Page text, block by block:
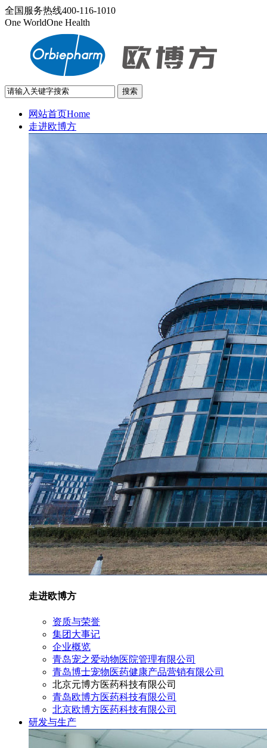
全国服务热线400-116-1010
One WorldOne Health
网站首页Home
走进欧博方
走进欧博方
资质与荣誉
集团大事记
企业概览
青岛宠之爱动物医院管理有限公司
青岛博士宠物医药健康产品营销有限公司
北京元博方医药科技有限公司
青岛欧博方医药科技有限公司
北京欧博方医药科技有限公司
研发与生产